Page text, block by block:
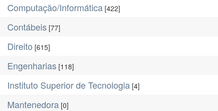
Computação/Informática [422]
Contábeis [77]
Direito [615]
Engenharias [118]
Instituto Superior de Tecnologia [4]
Mantenedora [0]